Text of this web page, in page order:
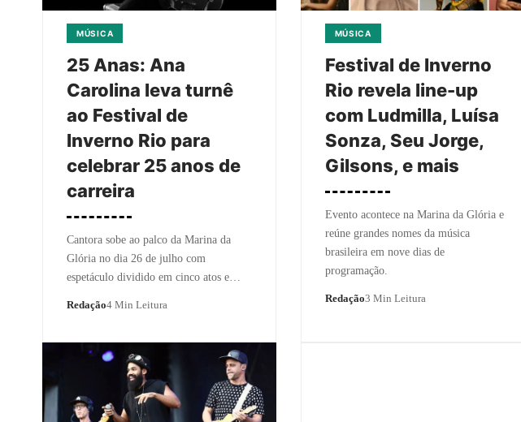
MÚSICA
25 Anas: Ana
Carolina leva turnê
ao Festival de
Inverno Rio para
celebrar 25 anos de
carreira
Cantora sobe ao palco da Marina da
Glória no dia 26 de julho com
espetáculo dividido em cinco atos e…
Redação4 Min Leitura
MÚSICA
Festival de Inverno
Rio revela line-up
com Ludmilla, Luísa
Sonza, Seu Jorge,
Gilsons, e mais
Evento acontece na Marina da Glória e
reúne grandes nomes da música
brasileira em nove dias de
programação.
Redação3 Min Leitura